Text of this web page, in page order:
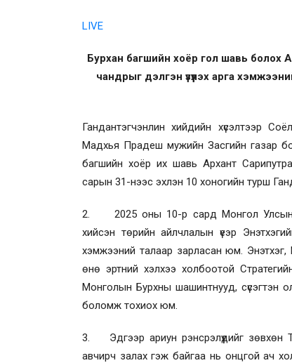
LIVE
Бурхан багшийн хоёр гол шавь болох
чандрыг дэлгэн үзүүлэх арга
Гандантэгчэнлин хийдийн хүсэлтээр
Мадхья Прадеш мужийн Засгийн газар
багшийн хоёр их шавь Архант
сарын 31-нээс эхлэн 10 хоногийн турш
2. 2025 оны 10-р сард Монгол Улсын
хийсэн төрийн айлчлалын үеэр
хэмжээний талаар зарласан юм.
өнө эртний хэлхээ холбоотой
Монголын Бурхны шашинтнууд, сүсэгтэн
боломж тохиох юм.
3. Эдгээр ариун рэнсрэлүүдийг
авчирч залах гэж байгаа нь онцгой ач